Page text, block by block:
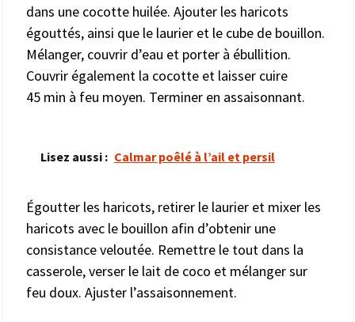
dans une cocotte huilée. Ajouter les haricots
égouttés, ainsi que le laurier et le cube de bouillon.
Mélanger, couvrir d’eau et porter à ébullition.
Couvrir également la cocotte et laisser cuire
45 min à feu moyen. Terminer en assaisonnant.
Lisez aussi : Calmar poêlé à l’ail et persil
Égoutter les haricots, retirer le laurier et mixer les
haricots avec le bouillon afin d’obtenir une
consistance veloutée. Remettre le tout dans la
casserole, verser le lait de coco et mélanger sur
feu doux. Ajuster l’assaisonnement.